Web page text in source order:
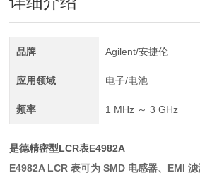
品牌 Agilent/安捷伦
应用领域 电子/电池
频率 1 MHz ～ 3 GHz
是德精密型LCR表E4982A
E4982A LCR 表可为 SMD 电感器、EMI